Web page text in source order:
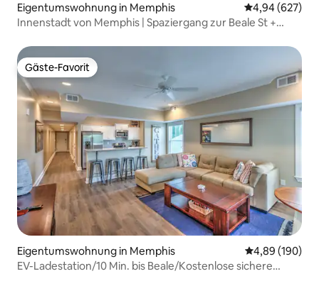
Eigentumswohnung in Memphis
4,94 (627)
Innenstadt von Memphis | Spaziergang zur Beale St +
Gäste-Favorit
Gäste-Favorit
Eigentumswohnung in Memphis
4,89 (190)
EV-Ladestation/10 Min. bis Beale/Kostenlose sichere